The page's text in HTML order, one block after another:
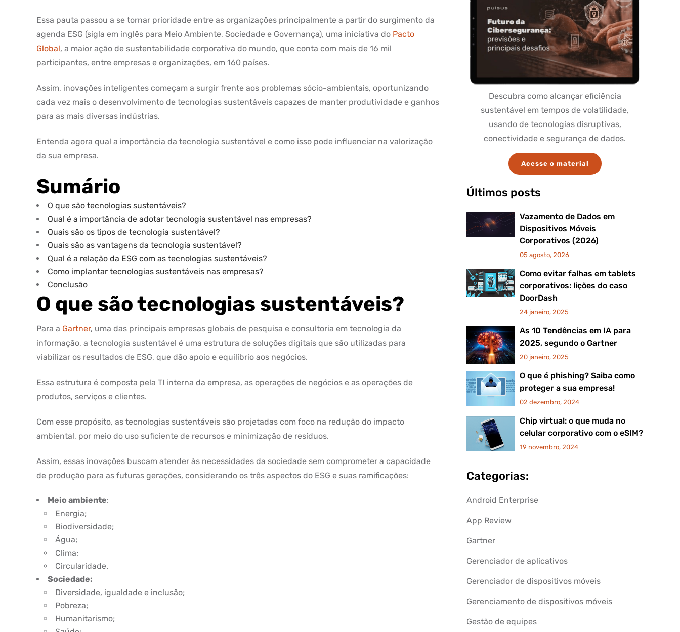
Essa pauta passou a se tornar prioridade entre as organizações principalmente a partir do surgimento da
agenda ESG (sigla em inglês para Meio Ambiente, Sociedade e Governança), uma iniciativa do Pacto
Global, a maior ação de sustentabilidade corporativa do mundo, que conta com mais de 16 mil
participantes, entre empresas e organizações, em 160 países.
Assim, inovações inteligentes começam a surgir frente aos problemas sócio-ambientais, oportunizando
cada vez mais o desenvolvimento de tecnologias sustentáveis capazes de manter produtividade e ganhos
para as mais diversas indústrias.
Entenda agora qual a importância da tecnologia sustentável e como isso pode influenciar na valorização
da sua empresa.
Sumário
O que são tecnologias sustentáveis?
Qual é a importância de adotar tecnologia sustentável nas empresas?
Quais são os tipos de tecnologia sustentável?
Quais são as vantagens da tecnologia sustentável?
Qual é a relação da ESG com as tecnologias sustentáveis?
Como implantar tecnologias sustentáveis nas empresas?
Conclusão
O que são tecnologias sustentáveis?
Para a Gartner, uma das principais empresas globais de pesquisa e consultoria em tecnologia da
informação, a tecnologia sustentável é uma estrutura de soluções digitais que são utilizadas para
viabilizar os resultados de ESG, que dão apoio e equilíbrio aos negócios.
Essa estrutura é composta pela TI interna da empresa, as operações de negócios e as operações de
produtos, serviços e clientes.
Com esse propósito, as tecnologias sustentáveis são projetadas com foco na redução do impacto
ambiental, por meio do uso suficiente de recursos e minimização de resíduos.
Assim, essas inovações buscam atender às necessidades da sociedade sem comprometer a capacidade
de produção para as futuras gerações, considerando os três aspectos do ESG e suas ramificações:
Meio ambiente:
Energia;
Biodiversidade;
Água;
Clima;
Circularidade.
Sociedade:
Diversidade, igualdade e inclusão;
Pobreza;
Humanitarismo;
Descubra como alcançar eficiência
sustentável em tempos de volatilidade,
usando de tecnologias disruptivas,
conectividade e segurança de dados.
Acesse o material
Últimos posts
Vazamento de Dados em
Dispositivos Móveis
Corporativos (2026)
05 agosto, 2026
Como evitar falhas em tablets
corporativos: lições do caso
DoorDash
24 janeiro, 2025
As 10 Tendências em IA para
2025, segundo o Gartner
20 janeiro, 2025
O que é phishing? Saiba como
proteger a sua empresa!
02 dezembro, 2024
Chip virtual: o que muda no
celular corporativo com o eSIM?
19 novembro, 2024
Categorias:
Android Enterprise
App Review
Gartner
Gerenciador de aplicativos
Gerenciador de dispositivos móveis
Gerenciamento de dispositivos móveis
Gestão de equipes